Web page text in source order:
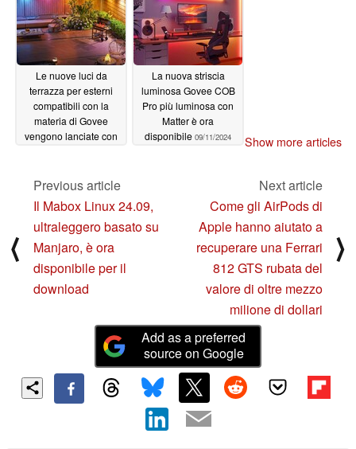
Le nuove luci da
terrazza per esterni
compatibili con la
materia di Govee
vengono lanciate con
La nuova striscia
luminosa Govee COB
Pro più luminosa con
Matter è ora
disponibile 09/11/2024 Show more articles
⟨
Previous article
Il Mabox Linux 24.09,
ultraleggero basato su
Manjaro, è ora
disponibile per il
download
Next article
Come gli AirPods di
Apple hanno aiutato a
recuperare una Ferrari
812 GTS rubata del
valore di oltre mezzo
milione di dollari
⟩
Add as a preferred
source on Google